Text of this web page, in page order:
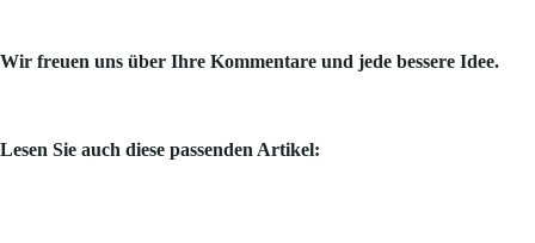
Wir freuen uns über Ihre Kommentare und jede bessere Idee.
Lesen Sie auch diese passenden Artikel: